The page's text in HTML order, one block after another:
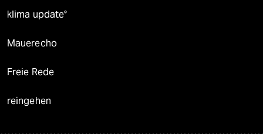
klima update°
Mauerecho
Freie Rede
reingehen